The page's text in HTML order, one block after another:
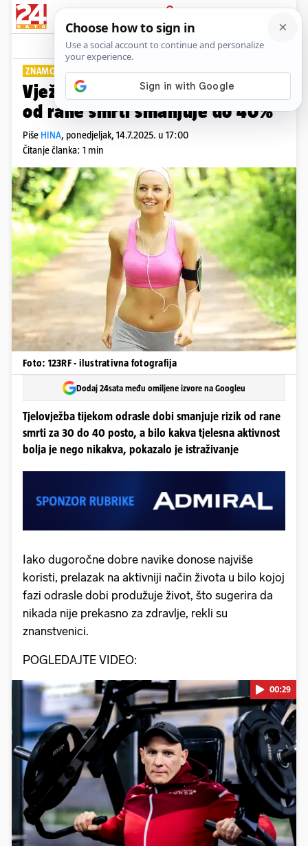
PRIJAVA
Lifestyle Komentari
ZNAMO I KOLIKO TREBA VJEŽBATI
Vježbanje u odrasloj dobi rizik
od rane smrti smanjuje do 40%
Piše HINA, ponedjeljak, 14.7.2025. u 17:00
Čitanje članka: 1 min
Foto: 123RF - ilustrativna fotografija
Dodaj 24sata među omiljene izvore na Googleu
Tjelovježba tijekom odrasle dobi smanjuje rizik od rane
smrti za 30 do 40 posto, a bilo kakva tjelesna aktivnost
bolja je nego nikakva, pokazalo je istraživanje
Iako dugoročne dobre navike donose najviše
koristi, prelazak na aktivniji način života u bilo kojoj
fazi odrasle dobi produžuje život, što sugerira da
nikada nije prekasno za zdravlje, rekli su
znanstvenici.
POGLEDAJTE VIDEO:
Pokretanje videa...
00:29